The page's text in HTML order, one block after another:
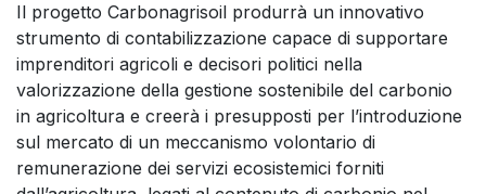
Il progetto Carbonagrisoil produrrà un innovativo
strumento di contabilizzazione capace di supportare
imprenditori agricoli e decisori politici nella
valorizzazione della gestione sostenibile del carbonio
in agricoltura e creerà i presupposti per l’introduzione
sul mercato di un meccanismo volontario di
remunerazione dei servizi ecosistemici forniti